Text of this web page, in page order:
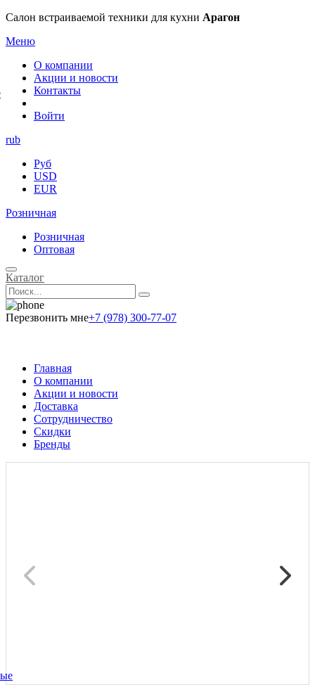
Салон встраиваемой техники для кухни Арагон
Меню
О компании
Акции и новости
Контакты
Войти
rub
Руб
USD
EUR
Розничная
Розничная
Оптовая
Каталог
Перезвонить мне+7 (978) 300-77-07
Главная
О компании
Акции и новости
Доставка
Сотрудничество
Скидки
Бренды